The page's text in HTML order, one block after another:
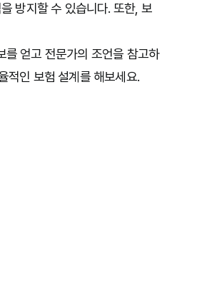
방지할 수 있습니다. 또한, 보
를 얻고 전문가의 조언을 참고하
적인 보험 설계를 해보세요.